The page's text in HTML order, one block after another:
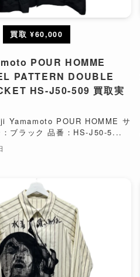
買取 ¥60,000
POUR HOMME
PATTERN DOUBLE
HS-J50-509 買取実
Yamamoto POUR HOMME サ
ブラック 品番：HS-J50-5...